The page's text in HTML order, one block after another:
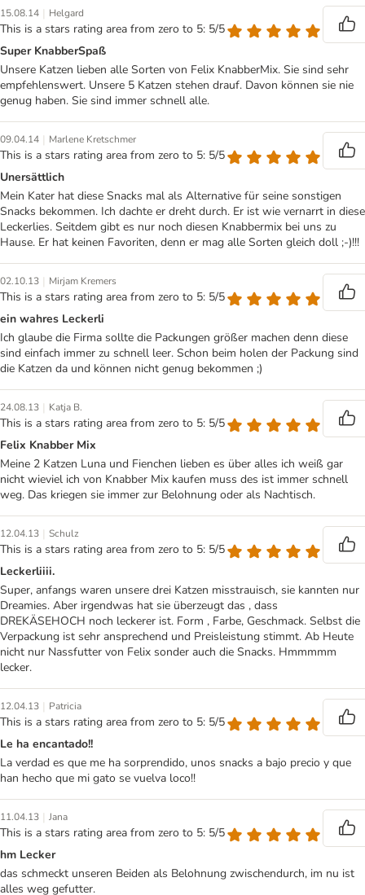
15.08.14 | Helgard
This is a stars rating area from zero to 5: 5/5
Super KnabberSpaß
Unsere Katzen lieben alle Sorten von Felix KnabberMix. Sie sind sehr
empfehlenswert. Unsere 5 Katzen stehen drauf. Davon können sie nie
genug haben. Sie sind immer schnell alle.
09.04.14 | Marlene Kretschmer
This is a stars rating area from zero to 5: 5/5
Unersättlich
Mein Kater hat diese Snacks mal als Alternative für seine sonstigen
Snacks bekommen. Ich dachte er dreht durch. Er ist wie vernarrt in diese
Leckerlies. Seitdem gibt es nur noch diesen Knabbermix bei uns zu
Hause. Er hat keinen Favoriten, denn er mag alle Sorten gleich doll ;-)!!!
02.10.13 | Mirjam Kremers
This is a stars rating area from zero to 5: 5/5
ein wahres Leckerli
Ich glaube die Firma sollte die Packungen größer machen denn diese
sind einfach immer zu schnell leer. Schon beim holen der Packung sind
die Katzen da und können nicht genug bekommen ;)
24.08.13 | Katja B.
This is a stars rating area from zero to 5: 5/5
Felix Knabber Mix
Meine 2 Katzen Luna und Fienchen lieben es über alles ich weiß gar
nicht wieviel ich von Knabber Mix kaufen muss des ist immer schnell
weg. Das kriegen sie immer zur Belohnung oder als Nachtisch.
12.04.13 | Schulz
This is a stars rating area from zero to 5: 5/5
Leckerliiii.
Super, anfangs waren unsere drei Katzen misstrauisch, sie kannten nur
Dreamies. Aber irgendwas hat sie überzeugt das , dass
DREKÄSEHOCH noch leckerer ist. Form , Farbe, Geschmack. Selbst die
Verpackung ist sehr ansprechend und Preisleistung stimmt. Ab Heute
nicht nur Nassfutter von Felix sonder auch die Snacks. Hmmmmm
lecker.
12.04.13 | Patricia
This is a stars rating area from zero to 5: 5/5
Le ha encantado!!
La verdad es que me ha sorprendido, unos snacks a bajo precio y que
han hecho que mi gato se vuelva loco!!
11.04.13 | Jana
This is a stars rating area from zero to 5: 5/5
hm Lecker
das schmeckt unseren Beiden als Belohnung zwischendurch, im nu ist
alles weg gefutter.